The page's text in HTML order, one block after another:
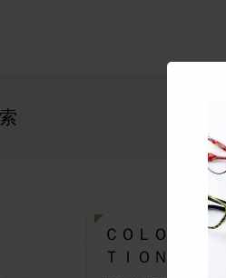
ＣＯＬＯＲＳ
ＴＩＯＮ